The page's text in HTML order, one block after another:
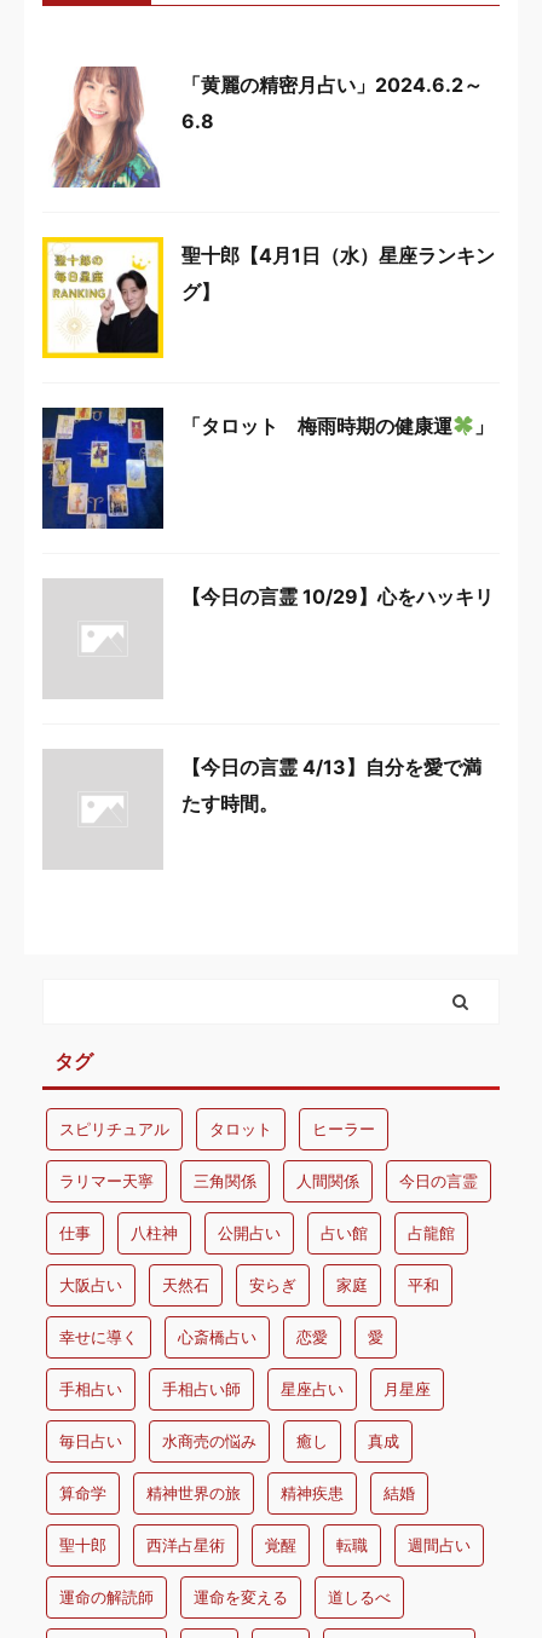
「黄麗の精密月占い」2024.6.2～
6.8
聖十郎【4月1日（水）星座ランキン
グ】
「タロット 梅雨時期の健康運 」
【今日の言霊 10/29】心をハッキリ
【今日の言霊 4/13】自分を愛で満
たす時間。
タグ
スピリチュアル タロット ヒーラー
ラリマー天寧 三角関係 人間関係 今日の言霊
仕事 八柱神 公開占い 占い館 占龍館
大阪占い 天然石 安らぎ 家庭 平和
幸せに導く 心斎橋占い 恋愛 愛
手相占い 手相占い師 星座占い 月星座
毎日占い 水商売の悩み 癒し 真成
算命学 精神世界の旅 精神疾患 結婚
聖十郎 西洋占星術 覚醒 転職 週間占い
運命の解読師 運命を変える 道しるべ